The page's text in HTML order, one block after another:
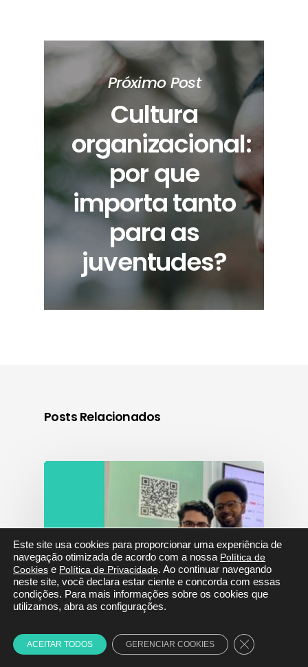
Próximo Post
Cultura
organizacional:
por que
importa tanto
para as
juventudes?
Posts Relacionados
Este site usa cookies para proporcionar uma experiência de
navegação otimizada de acordo com a nossa Política de
Cookies e Política de Privacidade. Ao continuar navegando
neste site, você declara estar ciente e concorda com essas
condições. Para mais informações sobre os cookies que
utilizamos, abra as configurações.
ACEITAR TODOS GERENCIAR COOKIES Close GDPR